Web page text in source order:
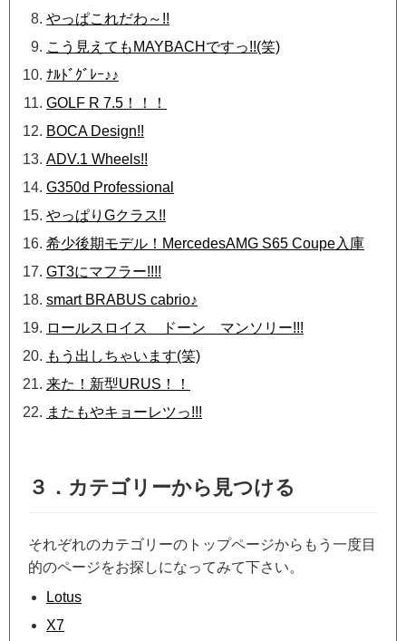
やっぱこれだわ～!!
こう見えてもMAYBACHですっ!!(笑)
ﾅﾙﾄﾞｸﾞﾚｰ♪♪
GOLF R 7.5！！！
BOCA Design!!
ADV.1 Wheels!!
G350d Professional
やっぱりGクラス!!
希少後期モデル！MercedesAMG S65 Coupe入庫
GT3にマフラー!!!!
smart BRABUS cabrio♪
ロールスロイス ドーン マンソリー!!!
もう出しちゃいます(笑)
来た！新型URUS！！
またもやキョーレツっ!!!
３．カテゴリーから見つける
それぞれのカテゴリーのトップページからもう一度目
的のページをお探しになってみて下さい。
Lotus
X7